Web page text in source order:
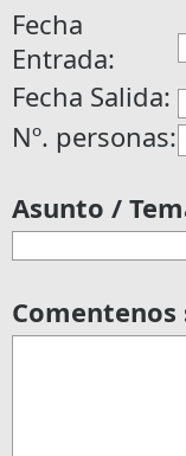
Fecha
Entrada:
Fecha Salida:
Nº. personas:
Asunto /